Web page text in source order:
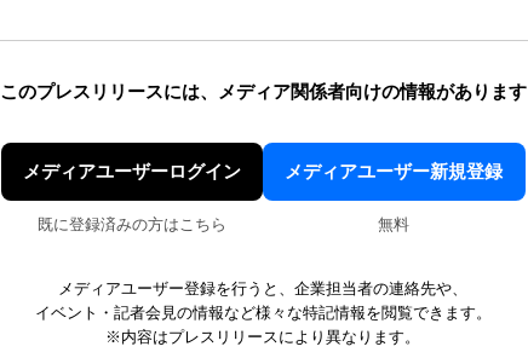
このプレスリリースには、 メディア関係者向けの情報があります
メディアユーザーログイン
既に登録済みの方はこちら
メディアユーザー新規登録
無料
メディアユーザー登録を行うと、企業担当者の連絡先や、
イベント・記者会見の情報など様々な特記情報を閲覧できます。
※内容はプレスリリースにより異なります。